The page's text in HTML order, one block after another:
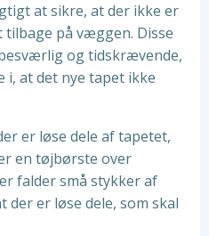
at sikre, at der ikke er
på væggen. Disse
og tidskrævende,
i, at det nye tapet ikke
er løse dele af tapetet,
en tøjbørste over
falder små stykker af
der er løse dele, som skal